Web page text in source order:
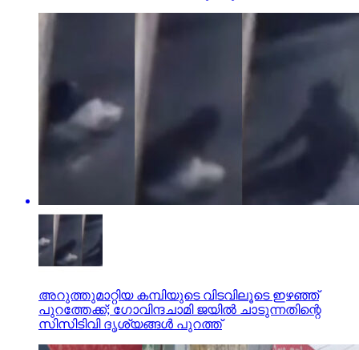
അറുത്തുമാറ്റിയ കമ്പിയുടെ വിടവിലൂടെ ഇഴഞ്ഞ്
പുറത്തേക്ക്; ഗോവിന്ദചാമി ജയില്‍ ചാടുന്നതിന്റെ
സിസിടിവി ദൃശ്യങ്ങള്‍ പുറത്ത്